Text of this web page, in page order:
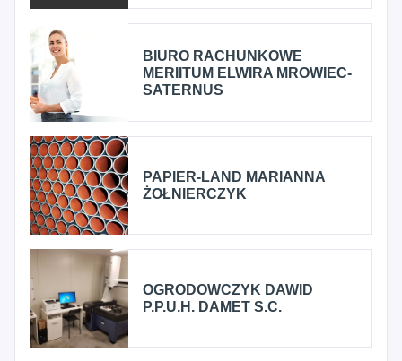
BIURO RACHUNKOWE
MERIITUM ELWIRA MROWIEC-
SATERNUS
PAPIER-LAND MARIANNA
ŻOŁNIERCZYK
OGRODOWCZYK DAWID
P.P.U.H. DAMET S.C.